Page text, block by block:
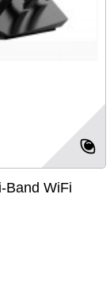
Band WiFi